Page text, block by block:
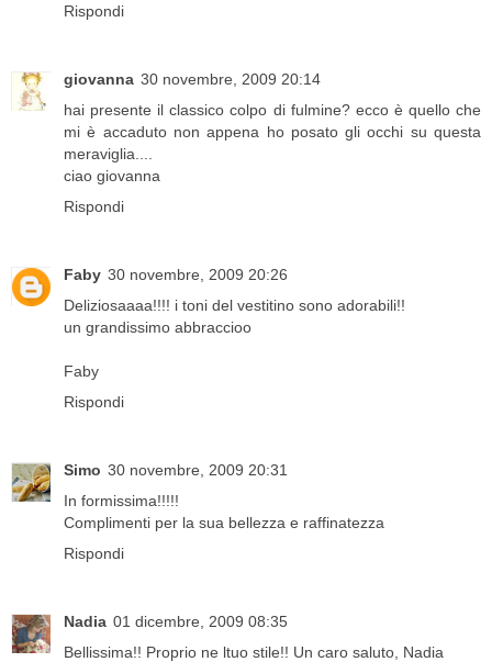
Rispondi
giovanna 30 novembre, 2009 20:14
hai presente il classico colpo di fulmine? ecco è quello che
mi è accaduto non appena ho posato gli occhi su questa
meraviglia....
ciao giovanna
Rispondi
Faby 30 novembre, 2009 20:26
Deliziosaaaa!!!! i toni del vestitino sono adorabili!!
un grandissimo abbraccioo
Faby
Rispondi
Simo 30 novembre, 2009 20:31
In formissima!!!!!
Complimenti per la sua bellezza e raffinatezza
Rispondi
Nadia 01 dicembre, 2009 08:35
Bellissima!! Proprio ne ltuo stile!! Un caro saluto, Nadia